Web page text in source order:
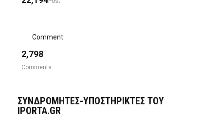
Comment
2,798
Comments
ΣΥΝΔΡΟΜΗΤΈΣ-ΥΠΟΣΤΗΡΙΚΤΈΣ ΤΟΥ
IPORTA.GR